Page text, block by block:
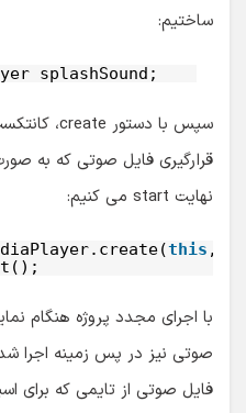
ساختیم:
splashSound;
نهایت start می کنیم:
this ,
با اجرای مجدد پروژه هنگام
صوتی نیز در پس زمینه اجرا
فایل صوتی از تایمی که برای